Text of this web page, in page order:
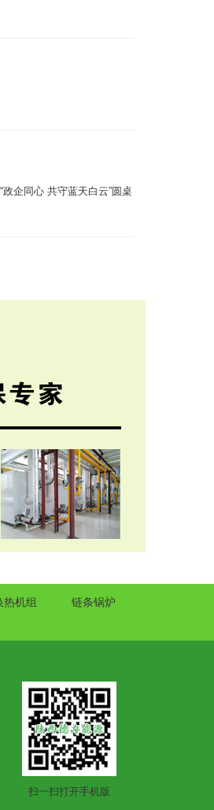
企同心 共守蓝天白云”圆桌
热机组
链条锅炉
扫一扫打开手机版